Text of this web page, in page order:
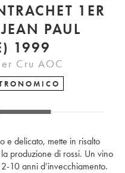
1ER
PAUL
1999
Cru AOC
e delicato, mette in risalto
produzione di rossi. Un vino
10 anni d’invecchiamento.